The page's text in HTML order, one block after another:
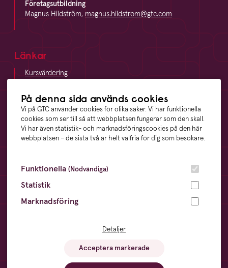
På denna sida används cookies
Vi på GTC använder cookies för olika saker. Vi har funktionella
cookies som ser till så att webbplatsen fungerar som den skall.
Vi har även statistik- och marknadsföringscookies på den här
webbplatsen – de sista två är helt valfria för dig som besökare.
Funktionella (Nödvändiga)
Statistik
Marknadsföring
Detaljer
Acceptera markerade
Företagsutbildning
Magnus Hildström, magnus.hildstrom@gtc.com
Länkar
Kursvärdering
Vägbeskrivning
Visselblåsning
Våra ägare
Övrigt
Dataskyddsförordningen- din digitala integritet
- en översikt över webbplatsen